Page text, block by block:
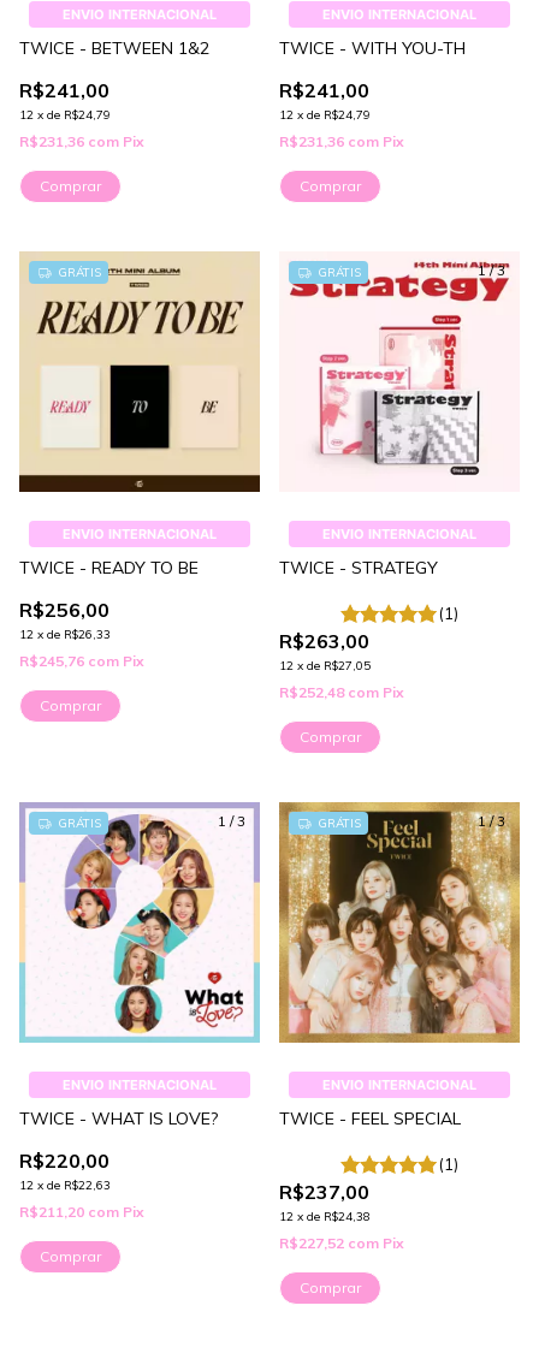
ENVIO INTERNACIONAL
TWICE - BETWEEN 1&2
R$241,00
12 x de R$24,79
R$231,36 com Pix
Comprar
ENVIO INTERNACIONAL
TWICE - WITH YOU-TH
R$241,00
12 x de R$24,79
R$231,36 com Pix
Comprar
GRÁTIS
ENVIO INTERNACIONAL
TWICE - READY TO BE
R$256,00
12 x de R$26,33
R$245,76 com Pix
Comprar
1/3
GRÁTIS
ENVIO INTERNACIONAL
TWICE - STRATEGY
(1)
R$263,00
12 x de R$27,05
R$252,48 com Pix
Comprar
1 /3
GRÁTIS
ENVIO INTERNACIONAL
TWICE - WHAT IS LOVE?
R$220,00
12 x de R$22,63
R$211,20 com Pix
Comprar
1/3
GRÁTIS
ENVIO INTERNACIONAL
TWICE - FEEL SPECIAL
(1)
R$237,00
12 x de R$24,38
R$227,52 com Pix
Comprar